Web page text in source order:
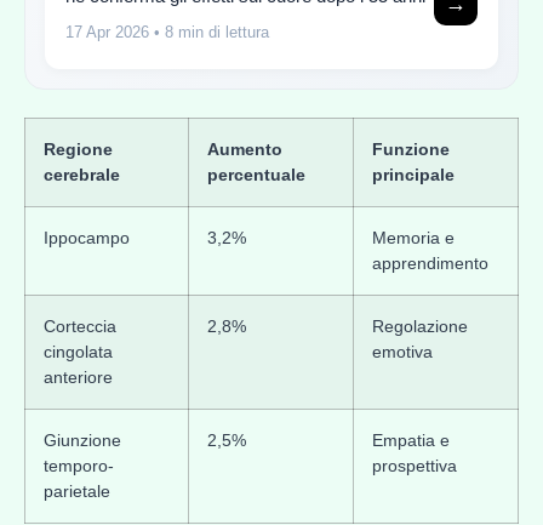
17 Apr 2026 • 8 min di lettura
Regione
cerebrale
Aumento
percentuale
Funzione
principale
Ippocampo 3,2%
Memoria e
apprendimento
Corteccia
cingolata
anteriore
2,8%
Regolazione
emotiva
Giunzione
temporo-
parietale
2,5%
Empatia e
prospettiva